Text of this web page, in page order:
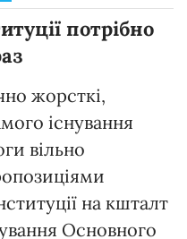
потрібно
жорсткі,
існування
вільно
на кшталт
Основного